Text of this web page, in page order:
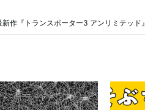
作『トランスポーター3 アンリミテッド』